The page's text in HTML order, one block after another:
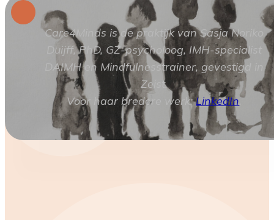
Care4Minds is de praktijk van Sasja Noriko
Duijff, PhD, GZ-psycholoog, IMH-specialist
DAIMH en Mindfulnesstrainer, gevestigd in
Zeist.
Voor haar bredere werk:LinkedIn.